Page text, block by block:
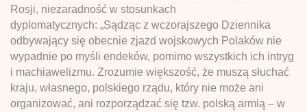
Rosji, niezaradność w stosunkach
dyplomatycznych: „Sądząc z wczorajszego Dziennika
odbywający się obecnie zjazd wojskowych Polaków nie
wypadnie po myśli endeków, pomimo wszystkich ich intryg
i machiawelizmu. Zrozumie większość, że muszą słuchać
kraju, własnego, polskiego rządu, który nie może ani
organizować, ani rozporządzać się tzw. polską armią – w